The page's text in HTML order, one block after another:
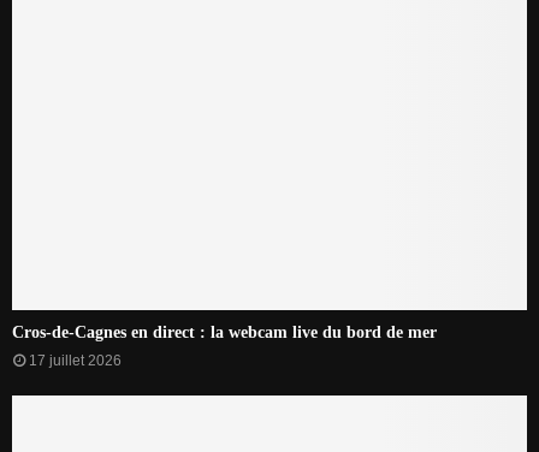
Cros-de-Cagnes en direct : la webcam live du bord de mer
17 juillet 2026